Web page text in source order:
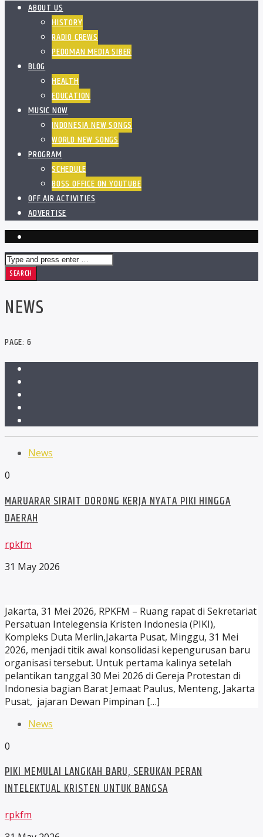
ABOUT US
HISTORY
RADIO CREWS
PEDOMAN MEDIA SIBER
BLOG
HEALTH
EDUCATION
MUSIC NOW
INDONESIA NEW SONGS
WORLD NEW SONGS
PROGRAM
SCHEDULE
BOSS OFFICE ON YOUTUBE
OFF AIR ACTIVITIES
ADVERTISE
NEWS
PAGE: 6
News
0
MARUARAR SIRAIT DORONG KERJA NYATA PIKI HINGGA
DAERAH
rpkfm
31 May 2026
Jakarta, 31 Mei 2026, RPKFM – Ruang rapat di Sekretariat
Persatuan Intelegensia Kristen Indonesia (PIKI),
Kompleks Duta Merlin,Jakarta Pusat, Minggu, 31 Mei
2026, menjadi titik awal konsolidasi kepengurusan baru
organisasi tersebut. Untuk pertama kalinya setelah
pelantikan tanggal 30 Mei 2026 di Gereja Protestan di
Indonesia bagian Barat Jemaat Paulus, Menteng, Jakarta
Pusat, jajaran Dewan Pimpinan […]
News
0
PIKI MEMULAI LANGKAH BARU, SERUKAN PERAN
INTELEKTUAL KRISTEN UNTUK BANGSA
rpkfm